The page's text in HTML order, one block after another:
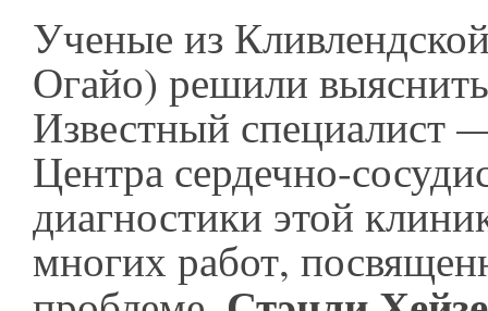
Ученые из
Огайо) решили
Известный специалист
Центра сердечно-
диагностики этой
многих работ,